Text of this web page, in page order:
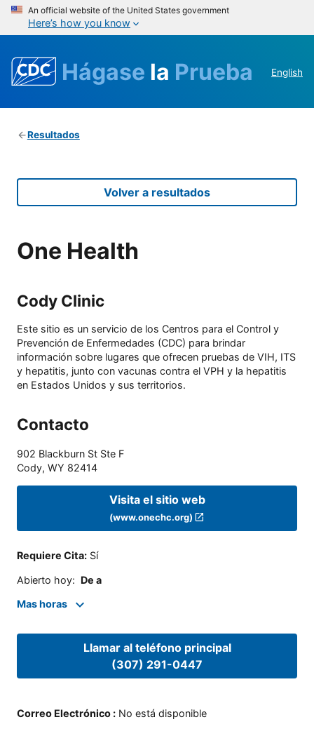
An official website of the United States government
Here’s how you know
Hágase la Prueba English
Resultados
Volver a resultados
One Health
Cody Clinic
Este sitio es un servicio de los Centros para el Control y
Prevención de Enfermedades (CDC) para brindar
información sobre lugares que ofrecen pruebas de VIH, ITS
y hepatitis, junto con vacunas contra el VPH y la hepatitis
en Estados Unidos y sus territorios.
Contacto
902 Blackburn St Ste F
Cody, WY 82414
Visita el sitio web
(www.onechc.org)
Requiere Cita: Sí
Abierto hoy: De a
Mas horas
Llamar al teléfono principal
(307) 291-0447
Correo Electrónico : No está disponible